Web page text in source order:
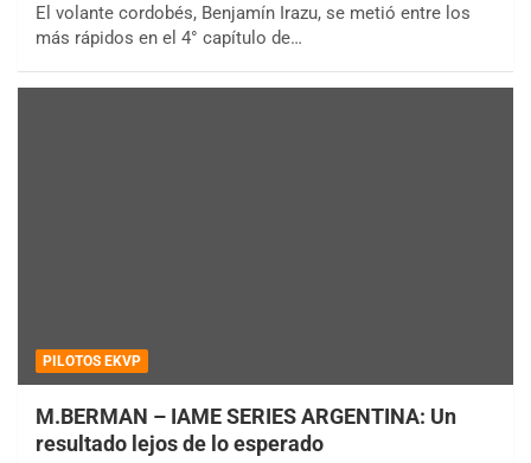
El volante cordobés, Benjamín Irazu, se metió entre los
más rápidos en el 4° capítulo de…
PILOTOS EKVP
M.BERMAN – IAME SERIES ARGENTINA: Un
resultado lejos de lo esperado